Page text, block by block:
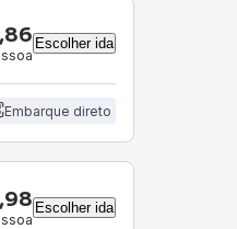
Escolher ida
Embarque direto
Escolher ida